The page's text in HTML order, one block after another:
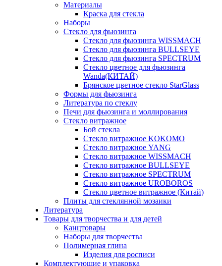
Материалы
Краска для стекла
Наборы
Стекло для фьюзинга
Стекло для фьюзинга WISSMACH
Стекло для фьюзинга BULLSEYE
Стекло для фьюзинга SPECTRUM
Стекло цветное для фьюзинга
Wanda(КИТАЙ)
Брянское цветное стекло StarGlass
Формы для фьюзинга
Литература по стеклу
Печи для фьюзинга и моллирования
Стекло витражное
Бой стекла
Стекло витражное KOKOMO
Стекло витражное YANG
Стекло витражное WISSMACH
Стекло витражное BULLSEYE
Стекло витражное SPECTRUM
Стекло витражное UROBOROS
Стекло цветное витражное (Китай)
Плиты для стеклянной мозаики
Литература
Товары для творчества и для детей
Канцтовары
Наборы для творчества
Полимерная глина
Изделия для росписи
Комплектующие и упаковка